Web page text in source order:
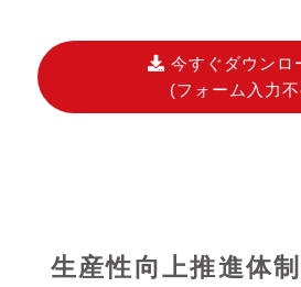
今すぐダウンロ
(フォーム入力
生産性向上推進体